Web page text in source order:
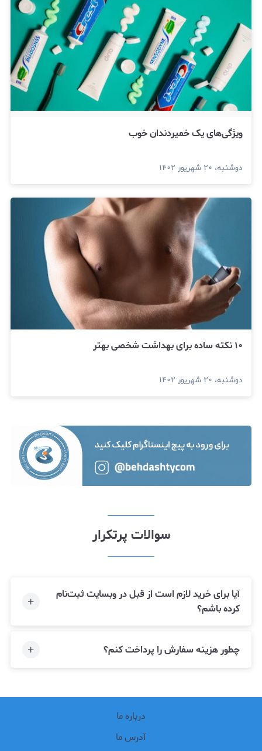
ویژگی‌های یک خمیردندان خوب
دوشنبه، ۲۰ شهریور ۱۴۰۲
۱۰ نکته ساده برای بهداشت شخصی بهتر
دوشنبه، ۲۰ شهریور ۱۴۰۲
سوالات پرتکرار
آیا برای خرید لازم است از قبل در وبسایت ثبت‌نام
کرده باشم؟
چطور هزینه سفارش را پرداخت کنم؟
درباره ما
آدرس ما